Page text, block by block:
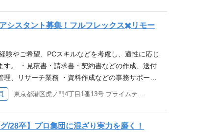
シスタント募集！フルフレックス✖️リモー
験やご希望、PCスキルなどを考慮し、適性に応じ
す。 ・見積書・請求書・契約書などの作成、送付
理、リサーチ業務 ・資料作成などの事務サポート
の記事執筆 ・日程調整やスカウト送信などの採
望、適性に応じて担当業務を決定します。 必須
経験をお持ちの方 （Google Workspace、Power
経験） ・障がい者手帳をお持ちの方 歓迎要件 ・事
/28卒】プロ集団に混ざり実力を磨く！